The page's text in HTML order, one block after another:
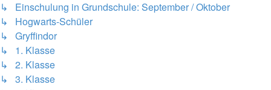
↳ Einschulung in Grundschule: September / Oktober
↳ Hogwarts-Schüler
↳ Gryffindor
↳ 1. Klasse
↳ 2. Klasse
↳ 3. Klasse